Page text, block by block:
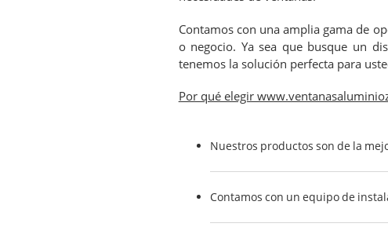
Contamos con una amplia gama de
o negocio. Ya sea que busque un
tenemos la solución perfecta para
Por qué elegir
Nuestros productos son de la
Contamos con un equipo de